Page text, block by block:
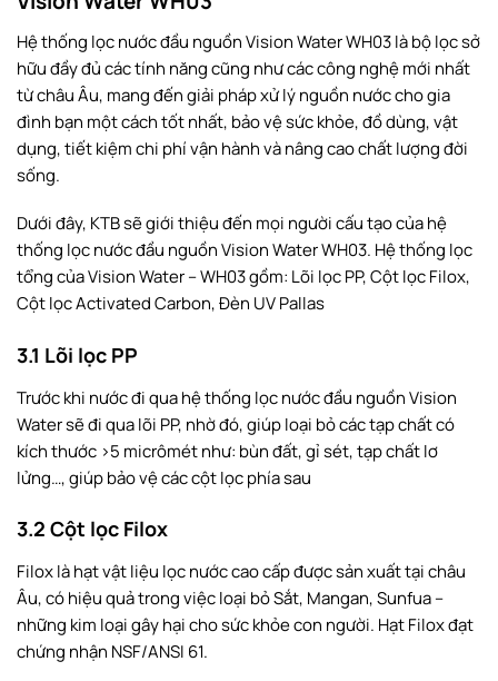
Hệ thống lọc nước đầu nguồn Vision Water WH03 là bộ lọc sở
hữu đầy đủ các tính năng cũng như các công nghệ mới nhất
từ châu Âu, mang đến giải pháp xử lý nguồn nước cho gia
đình bạn một cách tốt nhất, bảo vệ sức khỏe, đồ dùng, vật
dụng, tiết kiệm chi phí vận hành và nâng cao chất lượng đời
sống.
Dưới đây, KTB sẽ giới thiệu đến mọi người cấu tạo của hệ
thống lọc nước đầu nguồn Vision Water WH03. Hệ thống lọc
tổng của Vision Water – WH03 gồm: Lõi lọc PP, Cột lọc Filox,
Cột lọc Activated Carbon, Đèn UV Pallas
3.1 Lõi lọc PP
Trước khi nước đi qua hệ thống lọc nước đầu nguồn Vision
Water sẽ đi qua lõi PP, nhờ đó, giúp loại bỏ các tạp chất có
kích thước >5 micrômét như: bùn đất, gỉ sét, tạp chất lơ
lửng…, giúp bảo vệ các cột lọc phía sau
3.2 Cột lọc Filox
Filox là hạt vật liệu lọc nước cao cấp được sản xuất tại châu
Âu, có hiệu quả trong việc loại bỏ Sắt, Mangan, Sunfua –
những kim loại gây hại cho sức khỏe con người. Hạt Filox đạt
chứng nhận NSF/ANSI 61.